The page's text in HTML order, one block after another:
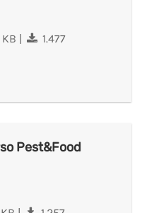
| 1.477
Pest&Food